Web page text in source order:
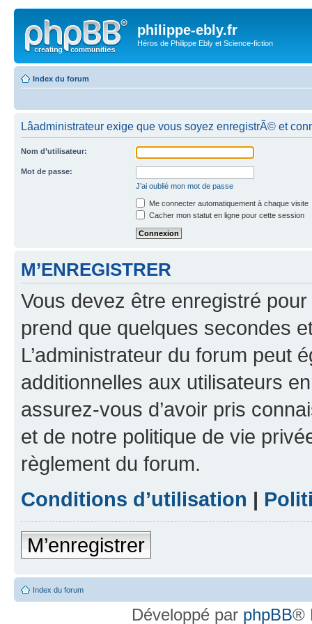
philippe-ebly.fr
Héros de Philippe Ebly et Science-fiction
Index du forum
Lâadministrateur exige que vous soyez enregistrÃ© et
Nom d’utilisateur:
Mot de passe:
J’ai oublié mon mot de passe
Me connecter automatiquement à chaque visite
Cacher mon statut en ligne pour cette session
M’ENREGISTRER
Vous devez être enregistré
prend que quelques secondes
L’administrateur du forum peut
additionnelles aux utilisateurs
assurez-vous d’avoir pris
et de notre politique de vie
règlement du forum.
Conditions d’utilisation |
M’enregistrer
Index du forum
Développé par phpBB®